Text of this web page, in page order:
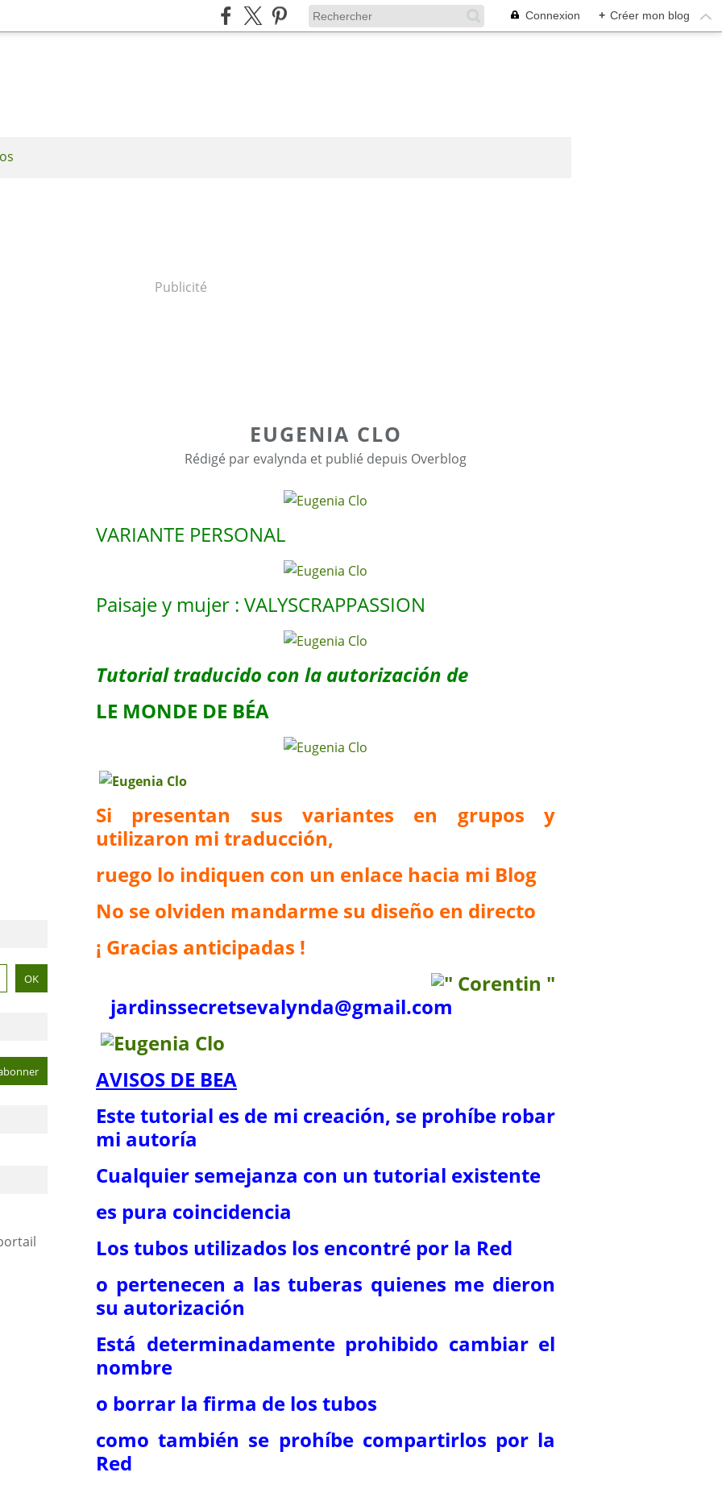
Connexion + Créer mon blog
Publicité
EUGENIA CLO
Rédigé par evalynda et publié depuis Overblog
VARIANTE PERSONAL
Paisaje y mujer : VALYSCRAPPASSION
Tutorial traducido con la autorización de
LE MONDE DE BÉA
Si presentan sus variantes en grupos y
utilizaron mi traducción,
ruego lo indiquen con un enlace hacia mi Blog
No se olviden mandarme su diseño en directo
¡ Gracias anticipadas !
jardinssecretsevalynda@gmail.com
AVISOS DE BEA
Este tutorial es de mi creación, se prohíbe robar
mi autoría
Cualquier semejanza con un tutorial existente
es pura coincidencia
Los tubos utilizados los encontré por la Red
o pertenecen a las tuberas quienes me dieron
su autorización
Está determinadamente prohibido cambiar el
nombre
o borrar la firma de los tubos
como también se prohíbe compartirlos por la
Red